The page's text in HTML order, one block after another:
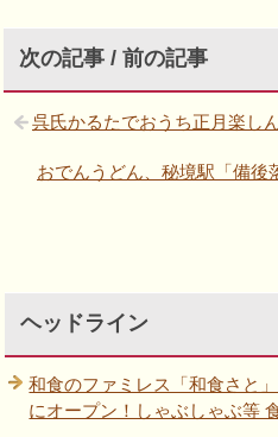
次の記事 / 前の記事
呉氏かるたでおうち正月楽し
おでんうどん、秘境駅「備後
ヘッドライン
和食のファミレス「和食さと
にオープン！しゃぶしゃぶ等